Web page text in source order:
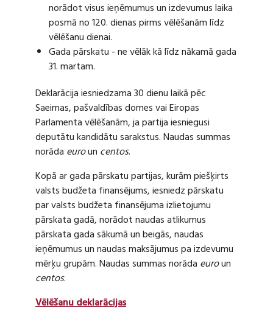
norādot visus ieņēmumus un izdevumus laika
posmā no 120. dienas pirms vēlēšanām līdz
vēlēšanu dienai.
Gada pārskatu - ne vēlāk kā līdz nākamā gada
31. martam.
Deklarācija iesniedzama 30 dienu laikā pēc
Saeimas, pašvaldības domes vai Eiropas
Parlamenta vēlēšanām, ja partija iesniegusi
deputātu kandidātu sarakstus. Naudas summas
norāda euroun centos.
Kopā ar gada pārskatu partijas, kurām piešķirts
valsts budžeta finansējums, iesniedz pārskatu
par valsts budžeta finansējuma izlietojumu
pārskata gadā, norādot naudas atlikumus
pārskata gada sākumā un beigās, naudas
ieņēmumus un naudas maksājumus pa izdevumu
mērķu grupām. Naudas summas norāda euroun
centos.
Vēlēšanu deklarācijas